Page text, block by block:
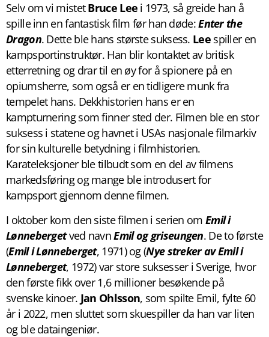
Selv om vi mistetBruce Lee i 1973, så greide han å
spille inn en fantastisk film før han døde:Enter the
Dragon. Dette ble hans største suksess. Leespiller en
kampsportinstruktør. Han blir kontaktet av britisk
etterretning og drar til en øy for å spionere på en
opiumsherre, som også er en tidligere munk fra
tempelet hans. Dekkhistorien hans er en
kampturnering som finner sted der. Filmen ble en stor
suksess i statene og havnet i USAs nasjonale filmarkiv
for sin kulturelle betydning i filmhistorien.
Karateleksjoner ble tilbudt som en del av filmens
markedsføring og mange ble introdusert for
kampsport gjennom denne filmen.
I oktober kom den siste filmen i serien om Emil i
Lønnebergetved navnEmil og griseungen. De to første
(Emil i Lønneberget, 1971) og (Nye streker av Emil i
Lønneberget, 1972) var store suksesser i Sverige, hvor
den første fikk over 1,6 millioner besøkende på
svenske kinoer. Jan Ohlsson, som spilte Emil, fylte 60
år i 2022, men sluttet som skuespiller da han var liten
og ble dataingeniør.